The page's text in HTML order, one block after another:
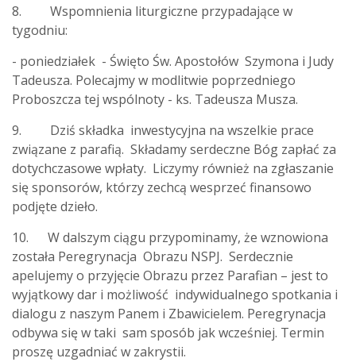
8. Wspomnienia liturgiczne przypadające w
tygodniu:
- poniedziałek - Święto Św. Apostołów Szymona i Judy
Tadeusza. Polecajmy w modlitwie poprzedniego
Proboszcza tej wspólnoty - ks. Tadeusza Musza.
9. Dziś składka inwestycyjna na wszelkie prace
związane z parafią. Składamy serdeczne Bóg zapłać za
dotychczasowe wpłaty. Liczymy również na zgłaszanie
się sponsorów, którzy zechcą wesprzeć finansowo
podjęte dzieło.
10. W dalszym ciągu przypominamy, że wznowiona
została Peregrynacja Obrazu NSPJ. Serdecznie
apelujemy o przyjęcie Obrazu przez Parafian – jest to
wyjątkowy dar i możliwość indywidualnego spotkania i
dialogu z naszym Panem i Zbawicielem. Peregrynacja
odbywa się w taki sam sposób jak wcześniej. Termin
proszę uzgadniać w zakrystii.